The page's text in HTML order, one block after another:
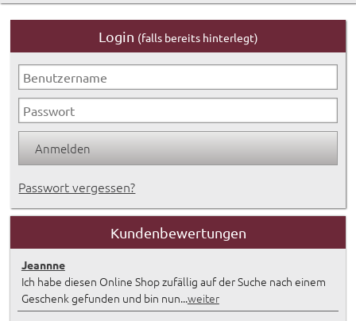
Login (falls bereits hinterlegt)
Passwort vergessen?
Kundenbewertungen
Jeannne
Ich habe diesen Online Shop zufällig auf der Suche nach einem
Geschenk gefunden und bin nun...weiter